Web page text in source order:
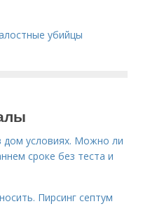
убийцы
дом условиях. Можно ли
сроке без теста и
Пирсинг септум